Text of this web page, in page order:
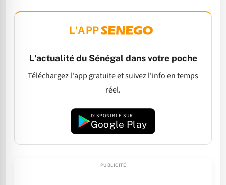
L'APP
L'actualité du Sénégal dans votre poche
Téléchargez l'app gratuite et suivez l'info en temps
réel.
DISPONIBLE SUR
Google Play